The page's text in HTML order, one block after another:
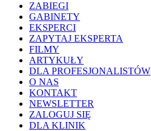
ZABIEGI
GABINETY
EKSPERCI
ZAPYTAJ EKSPERTA
FILMY
ARTYKUŁY
DLA PROFESJONALISTÓW
O NAS
KONTAKT
NEWSLETTER
ZALOGUJ SIĘ
DLA KLINIK